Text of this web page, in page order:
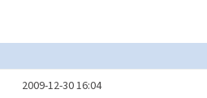
2009-12-30 16:04